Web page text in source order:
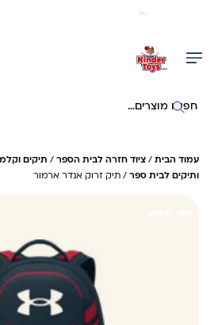
חיפוש באתר
עמוד הבית / ציוד חזרה לבית הספר / תיקים
ותיקים לבית ספר / תיק זרוק אנדר ארמור